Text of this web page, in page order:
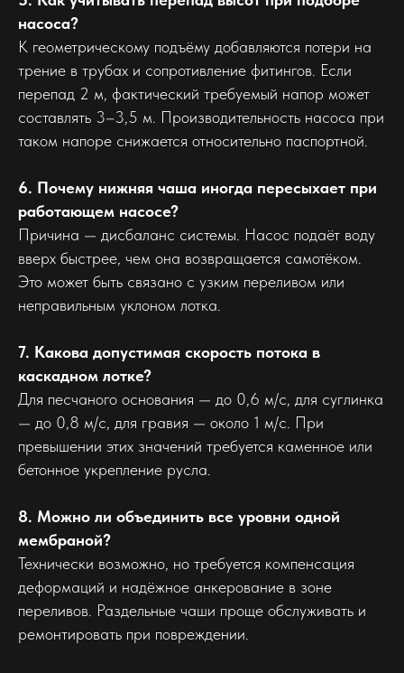
насоса?
К геометрическому подъёму добавляются потери на
трение в трубах и сопротивление фитингов. Если
перепад 2 м, фактический требуемый напор может
составлять 3–3,5 м. Производительность насоса при
таком напоре снижается относительно паспортной.
6. Почему нижняя чаша иногда пересыхает при
работающем насосе?
Причина — дисбаланс системы. Насос подаёт воду
вверх быстрее, чем она возвращается самотёком.
Это может быть связано с узким переливом или
неправильным уклоном лотка.
7. Какова допустимая скорость потока в
каскадном лотке?
Для песчаного основания — до 0,6 м/с, для суглинка
— до 0,8 м/с, для гравия — около 1 м/с. При
превышении этих значений требуется каменное или
бетонное укрепление русла.
8. Можно ли объединить все уровни одной
мембраной?
Технически возможно, но требуется компенсация
деформаций и надёжное анкерование в зоне
переливов. Раздельные чаши проще обслуживать и
ремонтировать при повреждении.